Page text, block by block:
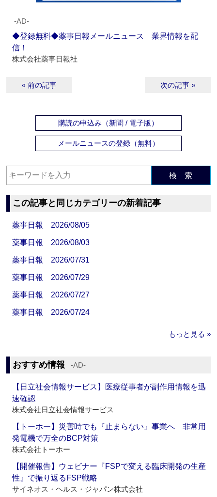
‐AD‐
◆登録無料◆薬事日報メールニュース 業界情報を配
信！
株式会社薬事日報社
« 前の記事 次の記事 »
購読の申込み（新聞 / 電子版）
メールニュースの登録（無料）
検 索
この記事と同じカテゴリーの新着記事
薬事日報 2026/08/05
薬事日報 2026/08/03
薬事日報 2026/07/31
薬事日報 2026/07/29
薬事日報 2026/07/27
薬事日報 2026/07/24
もっと見る »
おすすめ情報 ‐AD‐
【日立社会情報サービス】医療従事者が副作用情報を迅
速確認
株式会社日立社会情報サービス
【トーホー】災害時でも『止まらない』事業へ 非常用
発電機で万全のBCP対策
株式会社トーホー
【開催報告】ウェビナー『FSPで変える臨床開発の生産
性』で振り返るFSP戦略
サイネオス・ヘルス・ジャパン株式会社